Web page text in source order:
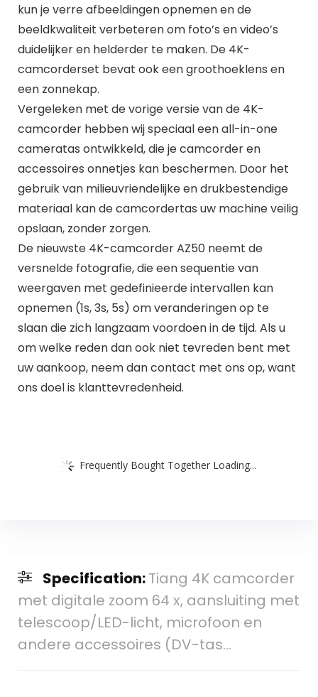
kun je verre afbeeldingen opnemen en de
beeldkwaliteit verbeteren om foto’s en video’s
duidelijker en helderder te maken. De 4K-
camcorderset bevat ook een groothoeklens en
een zonnekap.
Vergeleken met de vorige versie van de 4K-
camcorder hebben wij speciaal een all-in-one
cameratas ontwikkeld, die je camcorder en
accessoires onnetjes kan beschermen. Door het
gebruik van milieuvriendelijke en drukbestendige
materiaal kan de camcordertas uw machine veilig
opslaan, zonder zorgen.
De nieuwste 4K-camcorder AZ50 neemt de
versnelde fotografie, die een sequentie van
weergaven met gedefinieerde intervallen kan
opnemen (1s, 3s, 5s) om veranderingen op te
slaan die zich langzaam voordoen in de tijd. Als u
om welke reden dan ook niet tevreden bent met
uw aankoop, neem dan contact met ons op, want
ons doel is klanttevredenheid.
Frequently Bought Together Loading...
Specification:Tiang 4K camcorder
met digitale zoom 64 x, aansluiting met
telescoop/LED-licht, microfoon en
andere accessoires (DV-tas…